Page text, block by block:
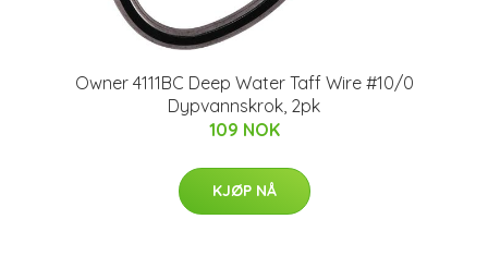
Owner 4111BC Deep Water Taff Wire #10/0
Dypvannskrok, 2pk
109 NOK
KJØP NÅ